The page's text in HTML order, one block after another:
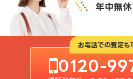
年中無
お電話での査定も
0120-